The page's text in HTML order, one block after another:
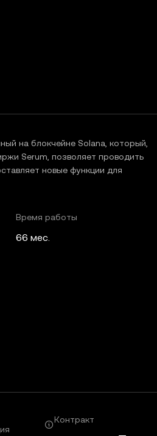
на блокчейне Solana, который,
Serum, позволяет проводить
новые функции для
Время работы
66 мес.
Контракт